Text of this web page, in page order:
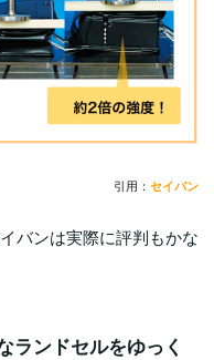
引用： セイバン
バンは実際に評判もかな
ランドセルをゆっく